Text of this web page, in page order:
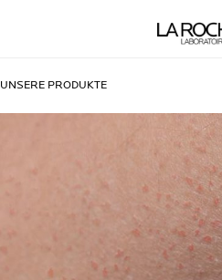
UNSERE PRODUKTE